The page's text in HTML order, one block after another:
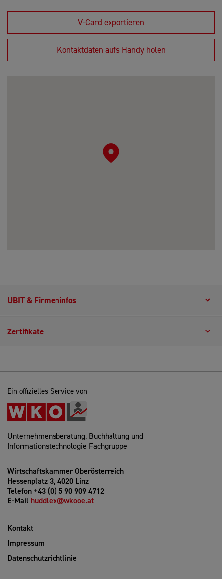
V-Card exportieren
Kontaktdaten aufs Handy holen
UBIT & Firmeninfos
Zertifikate
Ein offizielles Service von
Unternehmensberatung, Buchhaltung und
Informationstechnologie Fachgruppe
Wirtschaftskammer Oberösterreich
Hessenplatz 3, 4020 Linz
Telefon +43 (0) 5 90 909 4712
E-Mail huddlex@wkooe.at
Kontakt
Impressum
Datenschutzrichtlinie